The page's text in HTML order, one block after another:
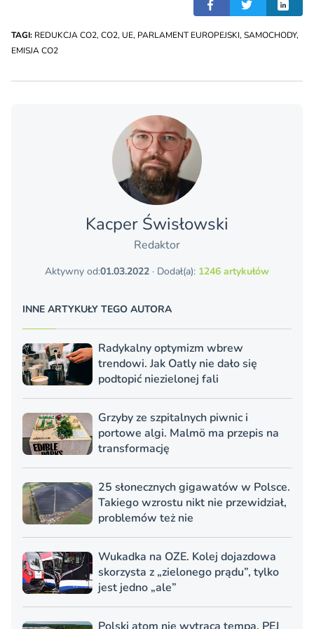
TAGI: REDUKCJA CO2, CO2, UE, PARLAMENT EUROPEJSKI, SAMOCHODY,
EMISJA CO2
Kacper Świsło­wski
Redaktor
Aktywny od:01.03.2022 · Dodał(a): 1246 artykułów
INNE ARTYKUŁY TEGO AUTORA
Radykalny optymizm wbrew
trendowi. Jak Oatly nie dało się
podtopić niezielonej fali
Grzyby ze szpitalnych piwnic i
portowe algi. Malmö ma przepis na
transformację
25 słonecznych gigawatów w Polsce.
Takiego wzrostu nikt nie przewidział,
problemów też nie
Wukadka na OZE. Kolej dojazdowa
skorzysta z „zielonego prądu”, tylko
jest jedno „ale”